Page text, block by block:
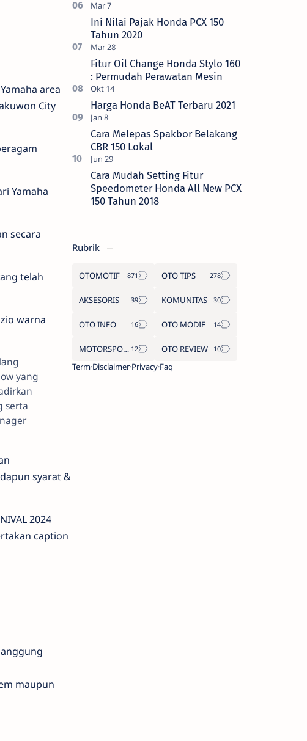
area
City
Yamaha
secara
telah
warna
yang
serta
syarat &
2024
caption
maupun
Ini Nilai Pajak Honda PCX 150
Tahun 2020
Fitur Oil Change Honda Stylo 160
: Permudah Perawatan Mesin
Harga Honda BeAT Terbaru 2021
Cara Melepas Spakbor Belakang
CBR 150 Lokal
Cara Mudah Setting Fitur
Speedometer Honda All New PCX
150 Tahun 2018
Rubrik
OTOMOTIF OTO TIPS
AKSESORIS KOMUNITAS
OTO INFO OTO MODIF
MOTORSPORT
OTO REVIEW
TermDisclaimerPrivacyFaq